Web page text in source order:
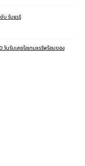
บ รับแรร์
วันรับเลยไอเทมแรร์พร้อมของ